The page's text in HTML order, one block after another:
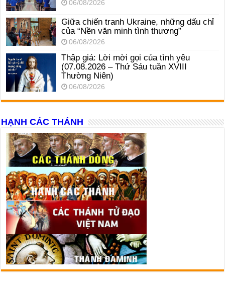
06/08/2026
Giữa chiến tranh Ukraine, những dấu chỉ
của “Nền văn minh tình thương”
06/08/2026
Thập giá: Lời mời gọi của tình yêu
(07.08.2026 – Thứ Sáu tuần XVIII
Thường Niên)
06/08/2026
HẠNH CÁC THÁNH